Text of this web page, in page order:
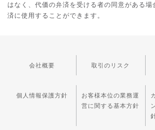
はなく、代価の弁済を受ける者の同意がある場
済に使用することができます。
会社概要 取引のリスク
個人情報保護方針
お客様本位の業務運
営に関する基本方針